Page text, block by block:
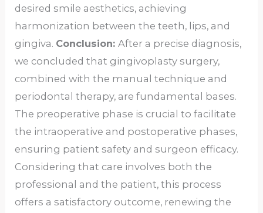
desired smile aesthetics, achieving
harmonization between the teeth, lips, and
gingiva. Conclusion:After a precise diagnosis,
we concluded that gingivoplasty surgery,
combined with the manual technique and
periodontal therapy, are fundamental bases.
The preoperative phase is crucial to facilitate
the intraoperative and postoperative phases,
ensuring patient safety and surgeon efficacy.
Considering that care involves both the
professional and the patient, this process
offers a satisfactory outcome, renewing the